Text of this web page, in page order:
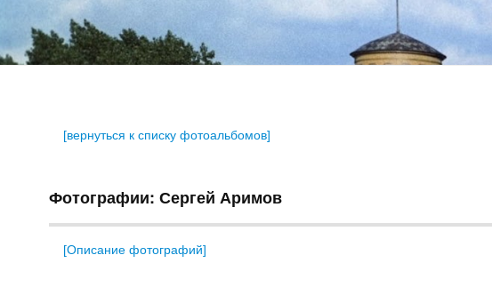
[вернуться к списку фотоальбомов]
Фотографии: Сергей Аримов
[Описание фотографий]